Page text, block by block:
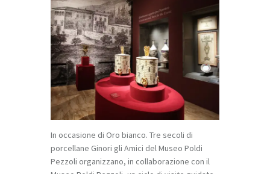
In occasione di Oro bianco. Tre secoli di
porcellane Ginori gli Amici del Museo Poldi
Pezzoli organizzano, in collaborazione con il